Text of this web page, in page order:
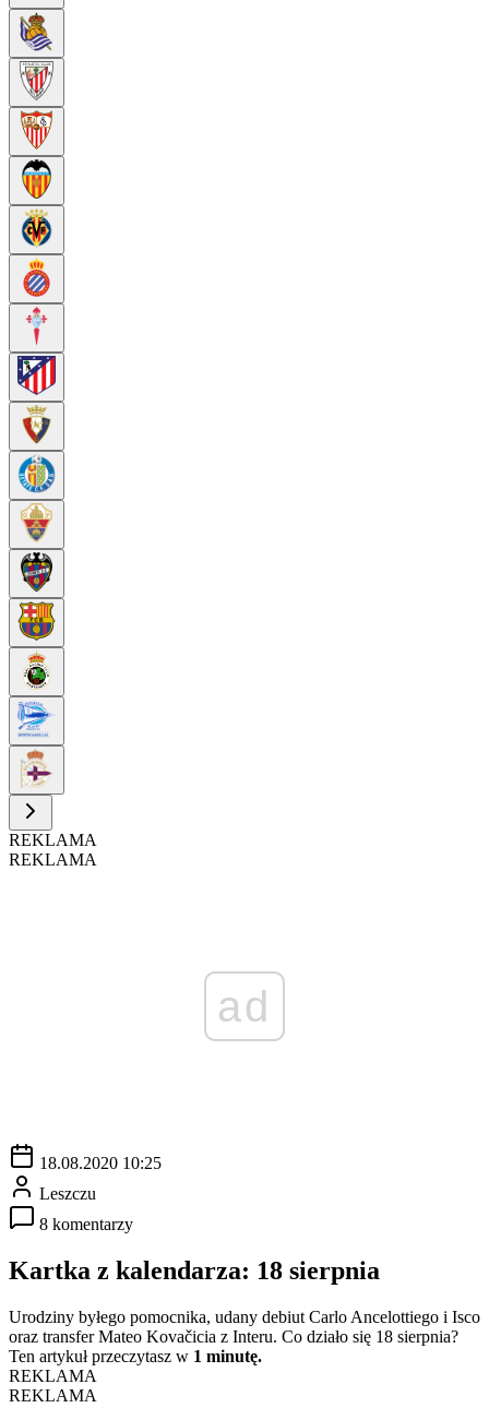
REKLAMA
REKLAMA
ad
18.08.2020 10:25
Leszczu
8 komentarzy
Kartka z kalendarza: 18 sierpnia
Urodziny byłego pomocnika, udany debiut Carlo Ancelottiego i Isco
oraz transfer Mateo Kovačicia z Interu. Co działo się 18 sierpnia?
Ten artykuł przeczytasz w 1 minutę.
REKLAMA
REKLAMA